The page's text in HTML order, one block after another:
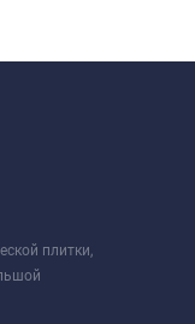
плитки,